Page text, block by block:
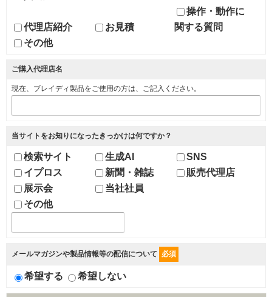
代理店紹介 お見積
操作・動作に
関する質問
その他
ご購入代理店名
現在、ブレイディ製品をご使用の方は、ご記入ください。
当サイトをお知りになったきっかけは何ですか？
検索サイト 生成AI
SNS
イプロス
新聞・雑誌
販売代理店
展示会
当社社員
その他
メールマガジンや製品情報等の配信について 必須
希望する 希望しない